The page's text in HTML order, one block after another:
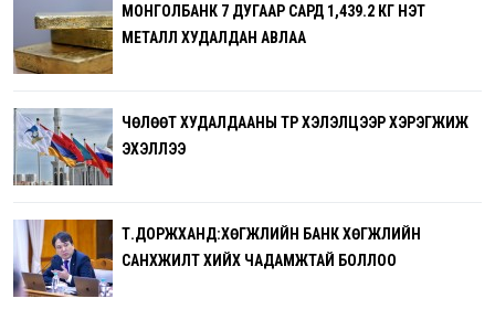
МОНГОЛБАНК 7 ДУГААР САРД 1,439.2 КГ ҮНЭТ
МЕТАЛЛ ХУДАЛДАН АВЛАА
ЧӨЛӨӨТ ХУДАЛДААНЫ ТҮР ХЭЛЭЛЦЭЭР ХЭРЭГЖИЖ
ЭХЭЛЛЭЭ
Т.ДОРЖХАНД:ХӨГЖЛИЙН БАНК ХӨГЖЛИЙН
САНХҮҮЖИЛТ ХИЙХ ЧАДАМЖТАЙ БОЛЛОО